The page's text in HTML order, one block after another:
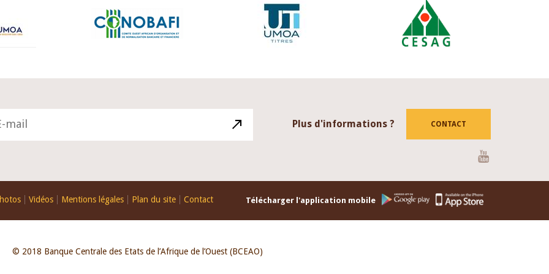
Plus d'informations ? CONTACT
Vidéos Mentions légales Plan du site Contact Télécharger l'application mobile
© 2018 Banque Centrale des Etats de l’Afrique de l’Ouest (BCEAO)